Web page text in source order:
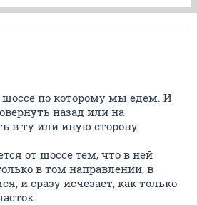
по которому мы едем. И
назад или на
в ту или иную сторону.
от шоссе тем, что в ней
в том направлении, в
и сразу исчезает, как только